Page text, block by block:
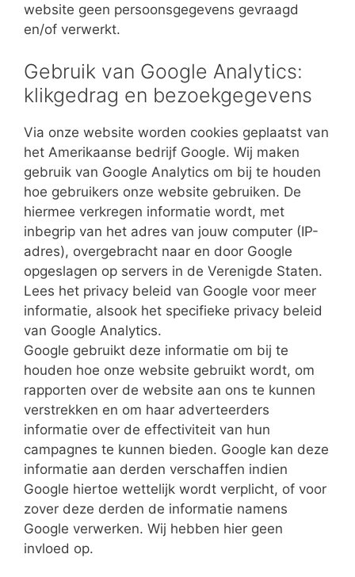
website geen persoonsgegevens gevraagd
en/of verwerkt.
Gebruik van Google Analytics:
klikgedrag en bezoekgegevens
Via onze website worden cookies geplaatst van
het Amerikaanse bedrijf Google. Wij maken
gebruik van Google Analytics om bij te houden
hoe gebruikers onze website gebruiken. De
hiermee verkregen informatie wordt, met
inbegrip van het adres van jouw computer (IP-
adres), overgebracht naar en door Google
opgeslagen op servers in de Verenigde Staten.
Lees het privacy beleid van Google voor meer
informatie, alsook het specifieke privacy beleid
van Google Analytics.
Google gebruikt deze informatie om bij te
houden hoe onze website gebruikt wordt, om
rapporten over de website aan ons te kunnen
verstrekken en om haar adverteerders
informatie over de effectiviteit van hun
campagnes te kunnen bieden. Google kan deze
informatie aan derden verschaffen indien
Google hiertoe wettelijk wordt verplicht, of voor
zover deze derden de informatie namens
Google verwerken. Wij hebben hier geen
invloed op.